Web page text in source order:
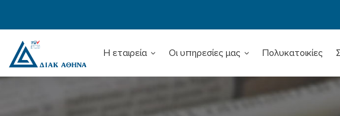
Η εταιρεία Οι υπηρεσίες μας Πολυκατοικίες